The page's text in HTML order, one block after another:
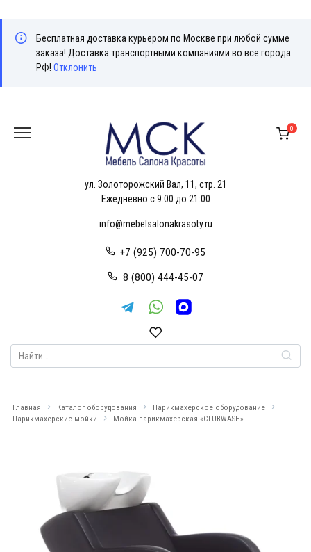
Бесплатная доставка курьером по Москве при любой сумме
заказа! Доставка транспортными компаниями во все города
РФ! Отклонить
содержанию
ул. Золоторожский Вал, 11, стр. 21
Ежедневно с 9:00 до 21:00
info@mebelsalonakrasoty.ru
+7 (925) 700-70-95
8 (800) 444-45-07
0
Search
for:
Главная Каталог оборудования
Парикмахерское оборудование
Парикмахерские мойки
Мойка парикмахерская «CLUBWASH»